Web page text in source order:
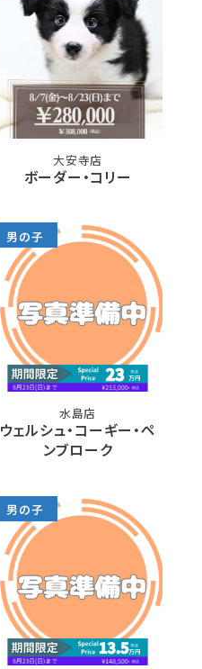
大安寺店
ボーダー・コリー
男の子
水島店
ウェルシュ・コーギー・ペ
ンブローク
男の子